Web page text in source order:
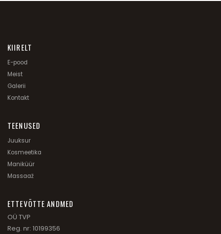
KIIRELT
E-pood
Meist
Galerii
Kontakt
TEENUSED
Juuksur
Kosmeetika
Maniküür
Massaaž
ETTEVÕTTE ANDMED
OÜ TVP
Reg. nr: 10199356